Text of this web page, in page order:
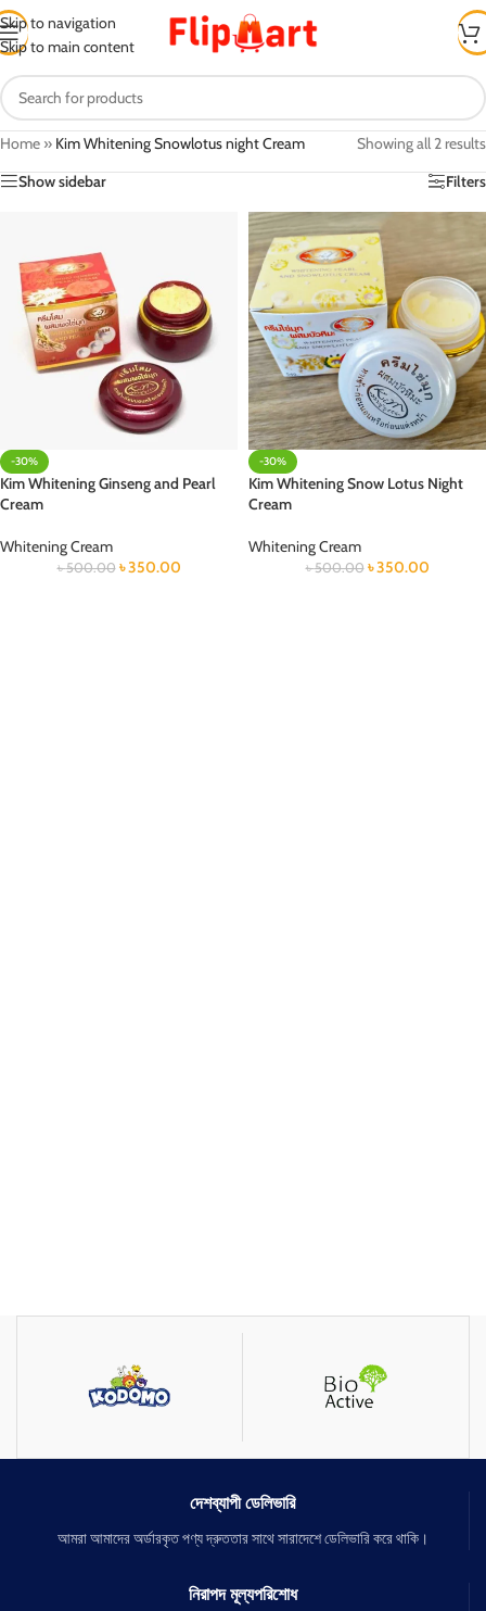
Skip to navigation
Skip to main content
Home » Kim Whitening Snowlotus night Cream
Showing all 2 results
Show sidebar
Filters
-30%
Kim Whitening Ginseng and Pearl
Cream
Whitening Cream
৳500.00 ৳350.00
-30%
Kim Whitening Snow Lotus Night
Cream
Whitening Cream
৳500.00 ৳350.00
দেশব্যাপী ডেলিভারি
আমরা আমাদের অর্ডারকৃত পণ্য দ্রুততার সাথে সারাদেশে ডেলিভারি করে থাকি।
নিরাপদ মূল্যপরিশোধ